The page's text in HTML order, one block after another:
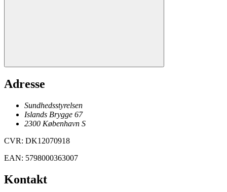
Adresse
Sundhedsstyrelsen
Islands Brygge 67
2300 København S
CVR: DK12070918
EAN: 5798000363007
Kontakt